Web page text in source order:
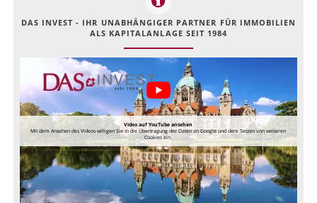
DAS INVEST - IHR UNABHÄNGIGER PARTNER FÜR IMMOBILIEN
ALS KAPITALANLAGE SEIT 1984
Video auf YouTube ansehen
Mit dem Ansehen des Videos willigen Sie in die Übertragung der Daten an Google und dem Setzen von weiteren
Cookies ein.